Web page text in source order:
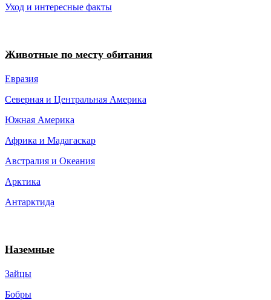
Уход и интересные факты
Животные по месту обитания
Евразия
Северная и Центральная Америка
Южная Америка
Африка и Мадагаскар
Австралия и Океания
Арктика
Антарктида
Наземные
Зайцы
Бобры